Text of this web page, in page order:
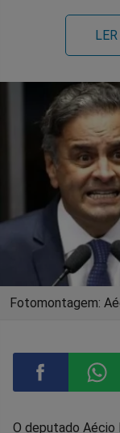
Fotomontagem:
Compartilhar
O deputado Aécio